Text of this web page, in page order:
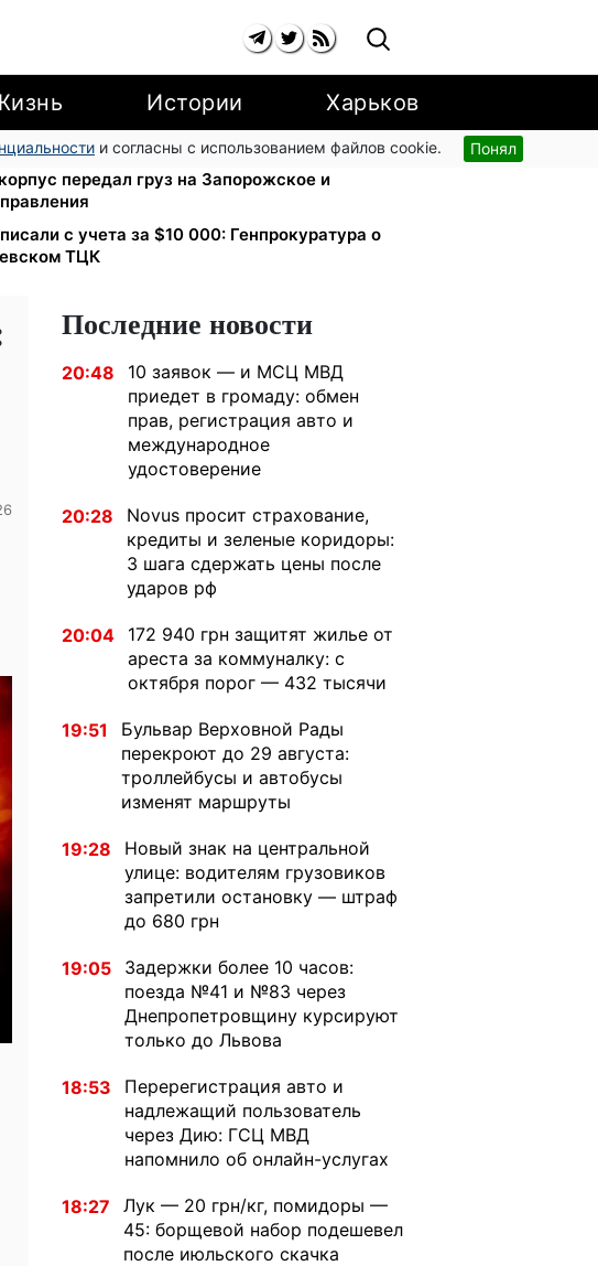
Истории Харьков
и согласны с использованием файлов cookie. Понял
станции и аппараты для реанимации:
передал груз на Запорожское и
с учета за $10 000: Генпрокуратура о
ТЦК
Последние новости
20:48
10 заявок — и МСЦ МВД
приедет в громаду: обмен
прав, регистрация авто и
международное
удостоверение
20:28
Novus просит страхование,
кредиты и зеленые коридоры:
3 шага сдержать цены после
ударов рф
20:04
172 940 грн защитят жилье от
ареста за коммуналку: с
октября порог — 432 тысячи
19:51
Бульвар Верховной Рады
перекроют до 29 августа:
троллейбусы и автобусы
изменят маршруты
19:28
Новый знак на центральной
улице: водителям грузовиков
запретили остановку — штраф
до 680 грн
19:05
Задержки более 10 часов:
поезда №41 и №83 через
Днепропетровщину курсируют
только до Львова
18:53
Перерегистрация авто и
надлежащий пользователь
через Дию: ГСЦ МВД
напомнило об онлайн-услугах
18:27
Лук — 20 грн/кг, помидоры —
45: борщевой набор подешевел
после июльского скачка